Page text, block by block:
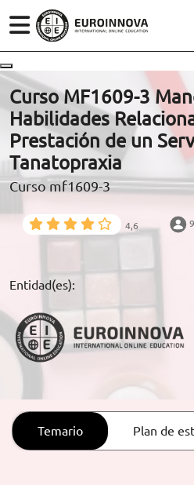
ÁREAS
ESTUDIOS
CONOCE EUROINNOVA
BECAS Y FINANCIACIÓN
RECURSOS EDUCATIVOS
ARTÍCULOS
ORIENTACIÓN LABORAL
CONTACTO
(+34)958 050 200 (gratuito en
900 831 200
formacion@euroinnova.com
TRABAJA CON NOSOTROS
Curso MF1609-3
Habilidades
Prestación de un
Tanatopraxia
Curso mf1609-3
4,6
Entidad(es):
Temario Plan de